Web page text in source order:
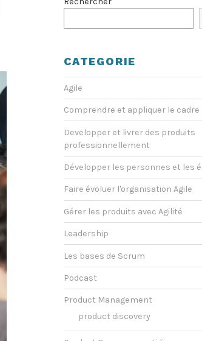
CATEGORIE
Agile
Comprendre et appliquer le cadre
Developper et livrer des produits
professionnellement
Développer les personnes et les
Faire évoluer l'organisation Agile
Gérer les produits avec Agilité
Leadership
Les bases de Scrum
Podcast
Product Management
product discovery